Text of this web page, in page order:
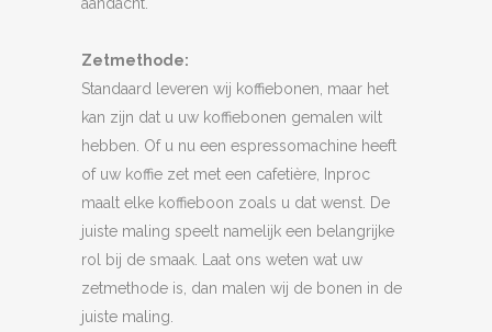
Zetmethode:
Standaard leveren wij koffiebonen, maar het
kan zijn dat u uw koffiebonen gemalen wilt
hebben. Of u nu een espressomachine heeft
of uw koffie zet met een cafetière, Inproc
maalt elke koffieboon zoals u dat wenst. De
juiste maling speelt namelijk een belangrijke
rol bij de smaak. Laat ons weten wat uw
zetmethode is, dan malen wij de bonen in de
juiste maling.